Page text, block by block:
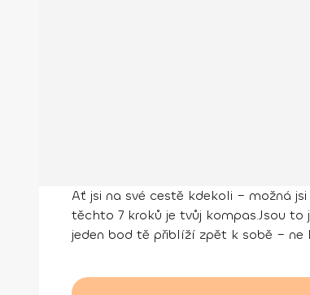
Ať jsi na své cestě kdekoli – možná
těchto 7 kroků je tvůj kompas.Jsou
jeden bod tě přiblíží zpět k sobě –